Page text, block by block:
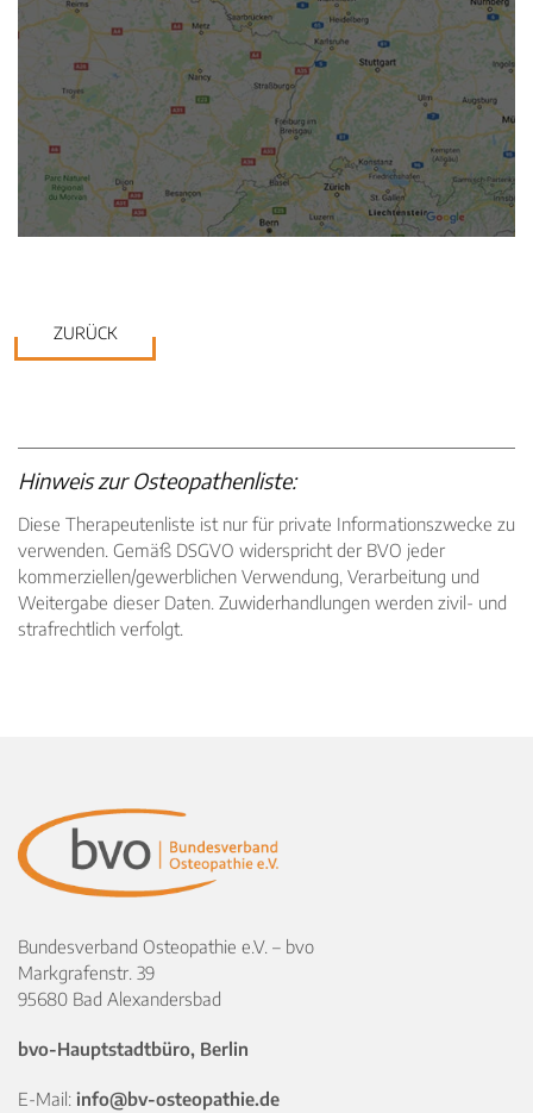
ZURÜCK
Hinweis zur Osteopathenliste:
Diese Therapeutenliste ist nur für private Informationszwecke zu
verwenden. Gemäß DSGVO widerspricht der BVO jeder
kommerziellen/gewerblichen Verwendung, Verarbeitung und
Weitergabe dieser Daten. Zuwiderhandlungen werden zivil- und
strafrechtlich verfolgt.
Bundesverband Osteopathie e.V. – bvo
Markgrafenstr. 39
95680 Bad Alexandersbad
bvo-Hauptstadtbüro, Berlin
E-Mail: info@bv-osteopathie.de